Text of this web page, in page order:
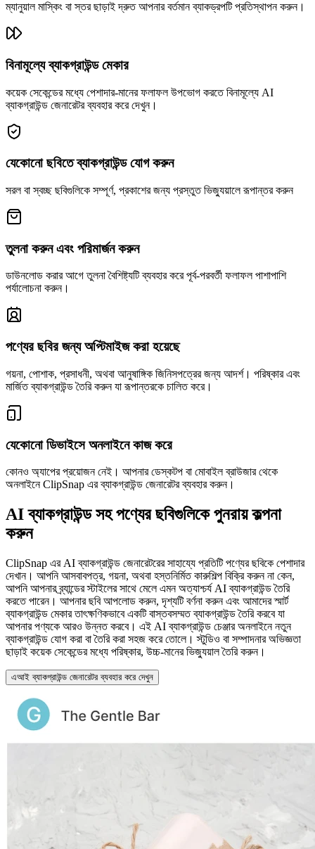
ম্যানুয়াল মাস্কিং বা স্তর ছাড়াই দ্রুত আপনার বর্তমান ব্যাকড্রপটি প্রতিস্থাপন করুন।
বিনামূল্যে ব্যাকগ্রাউন্ড মেকার
কয়েক সেকেন্ডের মধ্যে পেশাদার-মানের ফলাফল উপভোগ করতে বিনামূল্যে AI
ব্যাকগ্রাউন্ড জেনারেটর ব্যবহার করে দেখুন।
যেকোনো ছবিতে ব্যাকগ্রাউন্ড যোগ করুন
সরল বা স্বচ্ছ ছবিগুলিকে সম্পূর্ণ, প্রকাশের জন্য প্রস্তুত ভিজ্যুয়ালে রূপান্তর করুন
তুলনা করুন এবং পরিমার্জন করুন
ডাউনলোড করার আগে তুলনা বৈশিষ্ট্যটি ব্যবহার করে পূর্ব-পরবর্তী ফলাফল পাশাপাশি
পর্যালোচনা করুন।
পণ্যের ছবির জন্য অপ্টিমাইজ করা হয়েছে
গয়না, পোশাক, প্রসাধনী, অথবা আনুষাঙ্গিক জিনিসপত্রের জন্য আদর্শ। পরিষ্কার এবং
মার্জিত ব্যাকগ্রাউন্ড তৈরি করুন যা রূপান্তরকে চালিত করে।
যেকোনো ডিভাইসে অনলাইনে কাজ করে
কোনও অ্যাপের প্রয়োজন নেই। আপনার ডেস্কটপ বা মোবাইল ব্রাউজার থেকে
অনলাইনে ClipSnap এর ব্যাকগ্রাউন্ড জেনারেটর ব্যবহার করুন।
AI ব্যাকগ্রাউন্ড সহ পণ্যের ছবিগুলিকে পুনরায় কল্পনা
করুন
ClipSnap এর AI ব্যাকগ্রাউন্ড জেনারেটরের সাহায্যে প্রতিটি পণ্যের ছবিকে পেশাদার
দেখান। আপনি আসবাবপত্র, গয়না, অথবা হস্তনির্মিত কারুশিল্প বিক্রি করুন না কেন,
আপনি আপনার ব্র্যান্ডের স্টাইলের সাথে মেলে এমন অত্যাশ্চর্য AI ব্যাকগ্রাউন্ড তৈরি
করতে পারেন। আপনার ছবি আপলোড করুন, দৃশ্যটি বর্ণনা করুন এবং আমাদের স্মার্ট
ব্যাকগ্রাউন্ড মেকার তাৎক্ষণিকভাবে একটি বাস্তবসম্মত ব্যাকগ্রাউন্ড তৈরি করবে যা
আপনার পণ্যকে আরও উন্নত করবে। এই AI ব্যাকগ্রাউন্ড চেঞ্জার অনলাইনে নতুন
ব্যাকগ্রাউন্ড যোগ করা বা তৈরি করা সহজ করে তোলে। স্টুডিও বা সম্পাদনার অভিজ্ঞতা
ছাড়াই কয়েক সেকেন্ডের মধ্যে পরিষ্কার, উচ্চ-মানের ভিজ্যুয়াল তৈরি করুন।
এআই ব্যাকগ্রাউন্ড জেনারেটর ব্যবহার করে দেখুন